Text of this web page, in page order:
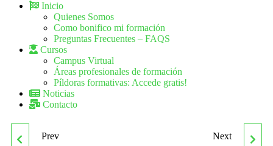
Inicio
Quienes Somos
Como bonifico mi formación
Preguntas Frecuentes – FAQS
Cursos
Campus Virtual
Áreas profesionales de formación
Píldoras formativas: Accede gratis!
Noticias
Contacto
MF1054_2 SERVICIOS
Prev MF1063_3 OFERTAS
Next